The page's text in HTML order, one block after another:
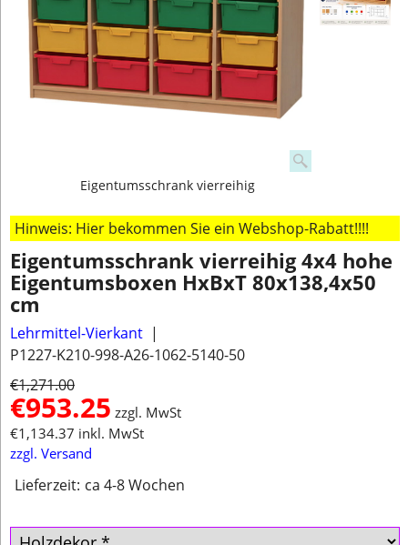
Eigentumsschrank vierreihig
Hinweis: Hier bekommen Sie ein Webshop-Rabatt!!!!
Eigentumsschrank vierreihig 4x4 hohe
Eigentumsboxen HxBxT 80x138,4x50
cm
Lehrmittel-Vierkant
P1227-K210-998-A26-1062-5140-50
€1,271.00
€953.25 zzgl. MwSt
€1,134.37 inkl. MwSt
zzgl. Versand
Lieferzeit: ca 4-8 Wochen